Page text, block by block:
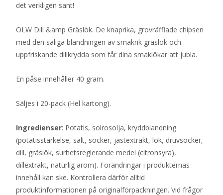
det verkligen sant!
OLW Dill &amp Gräslök. De knaprika, grovräfflade chipsen
med den saliga blandningen av smakrik gräslök och
uppfriskande dillkrydda som får dina smaklökar att jubla.
En påse innehåller 40 gram.
Säljes i 20-pack (Hel kartong).
Ingredienser: Potatis, solrosolja, kryddblandning
(potatisstärkelse, salt, socker, jästextrakt, lök, druvsocker,
dill, gräslök, surhetsreglerande medel (citronsyra),
dillextrakt, naturlig arom). Förändringar i produkternas
innehåll kan ske. Kontrollera därför alltid
produktinformationen på originalförpackningen. Vid frågor